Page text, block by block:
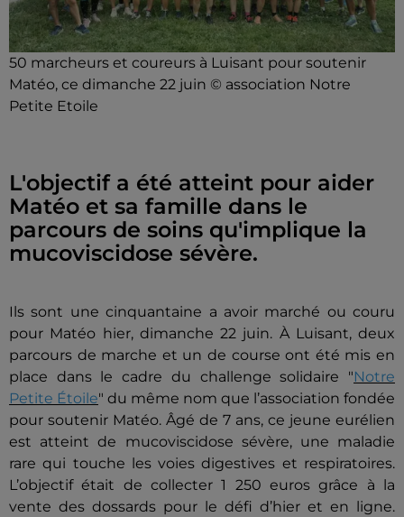
50 marcheurs et coureurs à Luisant pour soutenir
Matéo, ce dimanche 22 juin © association Notre
Petite Etoile
L'objectif a été atteint pour aider
Matéo et sa famille dans le
parcours de soins qu'implique la
mucoviscidose sévère.
Ils sont une cinquantaine a avoir marché ou couru
pour Matéo hier, dimanche 22 juin. À Luisant, deux
parcours de marche et un de course ont été mis en
place dans le cadre du challenge solidaire "Notre
Petite Étoile" du même nom que l’association fondée
pour soutenir Matéo. Âgé de 7 ans, ce jeune eurélien
est atteint de mucoviscidose sévère, une maladie
rare qui touche les voies digestives et respiratoires.
L’objectif était de collecter 1 250 euros grâce à la
vente des dossards pour le défi d’hier et en ligne.